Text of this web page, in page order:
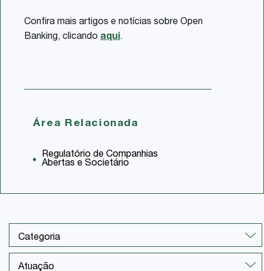
Confira mais artigos e notícias sobre Open
Banking, clicando aqui.
Área Relacionada
Regulatório de Companhias
Abertas e Societário